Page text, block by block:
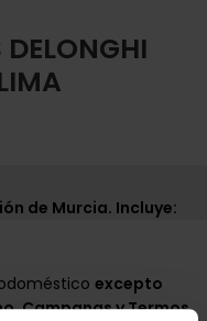
de Murcia. Incluye:
excepto
Campanas y Termos.